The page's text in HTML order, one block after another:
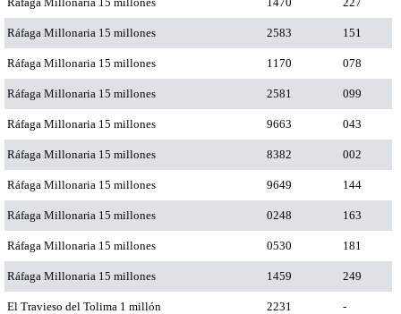
Ráfaga Millonaria 15 millones 2583 151
Ráfaga Millonaria 15 millones 1170 078
Ráfaga Millonaria 15 millones 2581 099
Ráfaga Millonaria 15 millones 9663 043
Ráfaga Millonaria 15 millones 8382 002
Ráfaga Millonaria 15 millones 9649 144
Ráfaga Millonaria 15 millones 0248 163
Ráfaga Millonaria 15 millones 0530 181
Ráfaga Millonaria 15 millones 1459 249
El Travieso del Tolima 1 millón 2231 -